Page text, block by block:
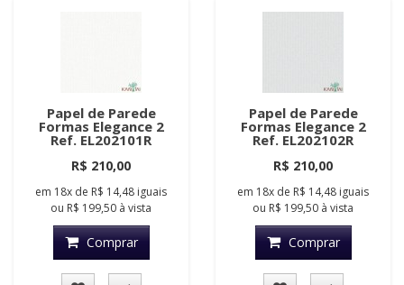
Papel de Parede
Formas Elegance 2
Ref. EL202101R
R$ 210,00
em 18x de R$ 14,48 iguais
ou R$ 199,50 à vista
Comprar
Papel de Parede
Formas Elegance 2
Ref. EL202102R
R$ 210,00
em 18x de R$ 14,48 iguais
ou R$ 199,50 à vista
Comprar